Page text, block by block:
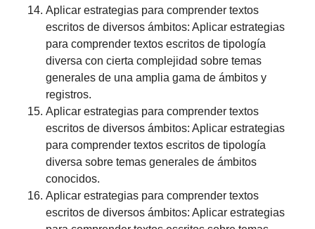
Aplicar estrategias para comprender textos
escritos de diversos ámbitos: Aplicar estrategias
para comprender textos escritos de tipología
diversa con cierta complejidad sobre temas
generales de una amplia gama de ámbitos y
registros.
Aplicar estrategias para comprender textos
escritos de diversos ámbitos: Aplicar estrategias
para comprender textos escritos de tipología
diversa sobre temas generales de ámbitos
conocidos.
Aplicar estrategias para comprender textos
escritos de diversos ámbitos: Aplicar estrategias